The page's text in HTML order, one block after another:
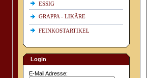
ESSIG
GRAPPA - LIKÃRE
FEINKOSTARTIKEL
Login
E-Mail Adresse: